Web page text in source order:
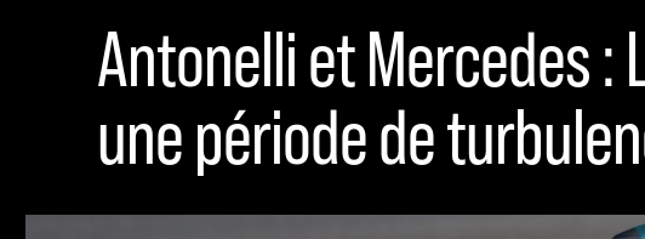
Antonelli et Mercedes
une période de